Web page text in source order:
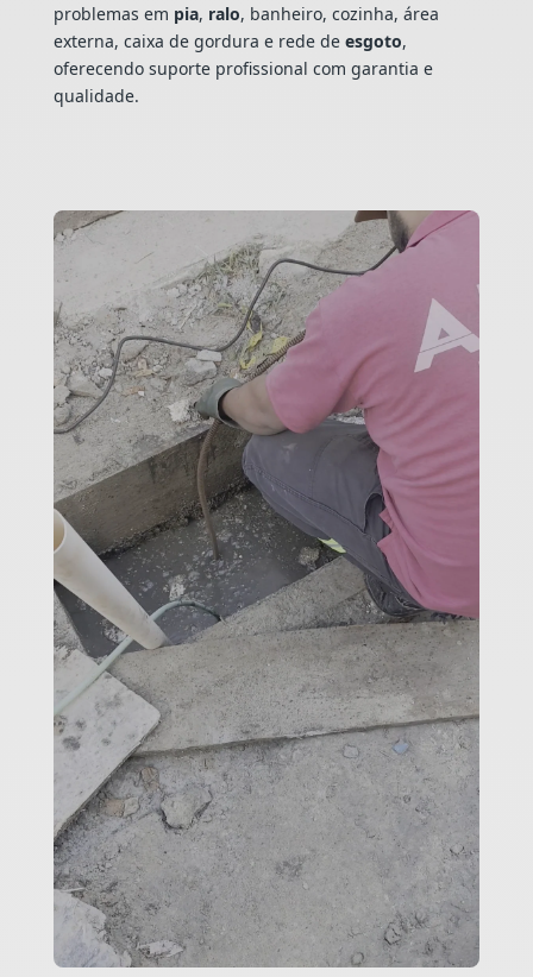
problemas em pia, ralo, banheiro, cozinha, área
externa, caixa de gordura e rede de esgoto,
oferecendo suporte profissional com garantia e
qualidade.